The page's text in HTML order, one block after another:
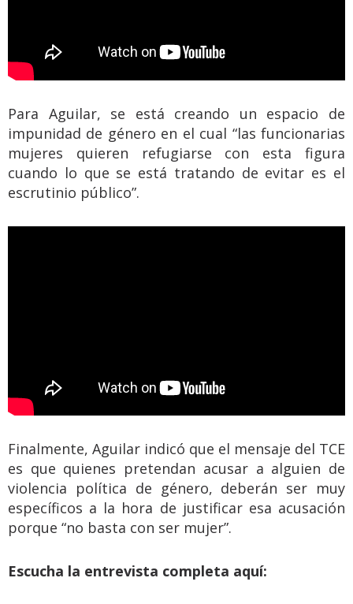
Para Aguilar, se está creando un espacio de
impunidad de género en el cual “las funcionarias
mujeres quieren refugiarse con esta figura
cuando lo que se está tratando de evitar es el
escrutinio público”.
Finalmente, Aguilar indicó que el mensaje del TCE
es que quienes pretendan acusar a alguien de
violencia política de género, deberán ser muy
específicos a la hora de justificar esa acusación
porque “no basta con ser mujer”.
Escucha la entrevista completa aquí: